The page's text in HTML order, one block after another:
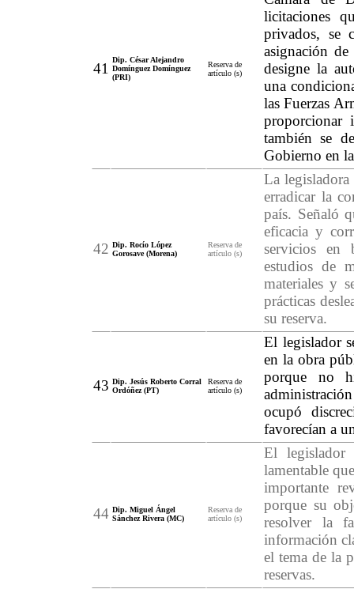
41
Dip. César Alejandro
Domínguez Domínguez
(PRI)
Reserva de
artículo (s)
licitaciones
privados, se
asignación de
designe la
una
las Fuerzas
proporcionar
también se
Gobierno en
42 Dip. Rocío López
Gorosave (Morena)
Reserva de
artículo (s)
La legisladora
erradicar la
país. Señaló
eficacia y
servicios en
estudios de
materiales y
prácticas
su reserva.
43 Dip. Jesús Roberto Corral
Ordóñez (PT)
Reserva de
artículo (s)
El legislador
en la obra
porque no
ocupó
favorecían a
44 Dip. Miguel Ángel
Sánchez Rivera (MC)
Reserva de
artículo (s)
El
lamentable
importante
porque su
resolver la
información
el tema de la
reservas.